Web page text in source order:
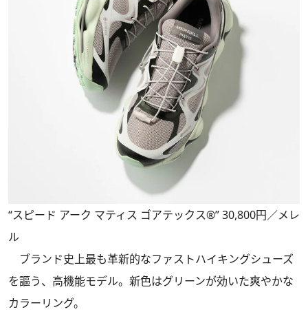
“スピード アーク マティス ゴアテックス®” 30,800円／メレ
ル
ブランド史上最も革新的なファストハイキングシューズ
を謳う、高機能モデル。新色はグリーンが効いた爽やかな
カラーリング。